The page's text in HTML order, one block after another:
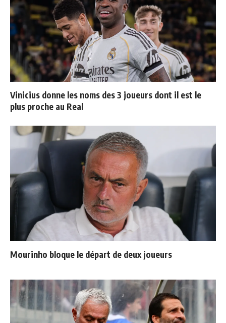
Vinicius donne les noms des 3 joueurs dont il est le
plus proche au Real
Mourinho bloque le départ de deux joueurs